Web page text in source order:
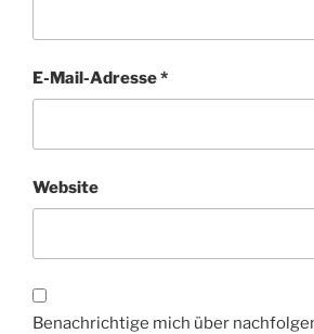
E-Mail-Adresse*
Website
Benachrichtige mich über